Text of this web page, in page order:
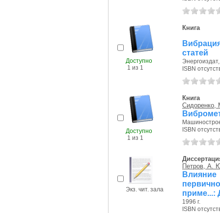
Доступно
1 из 1
Книга
статей
ISBN
Доступно
1 из 1
Книга
Сидоренко,
ISBN
Экз. чит. зала
Петров, А.
Влияние
приме...:
1996 г.
ISBN